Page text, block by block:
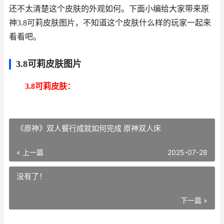
还不太清楚这个皮肤的外观如何。下面小编给大家带来原
神3.8可莉皮肤图片，不知道这个皮肤什么样的玩家一起来
看看吧。
3.8可莉皮肤图片
3.8可莉皮肤：
《原神》双人餐行成就如何完成 原神双人床
« 上一篇 2025-07-28
没有了！
下一篇 »